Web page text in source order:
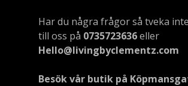
Har du några frågor så tveka
till oss på 0735723636eller
Hello@livingbyclementz.com
Besök vår butik på